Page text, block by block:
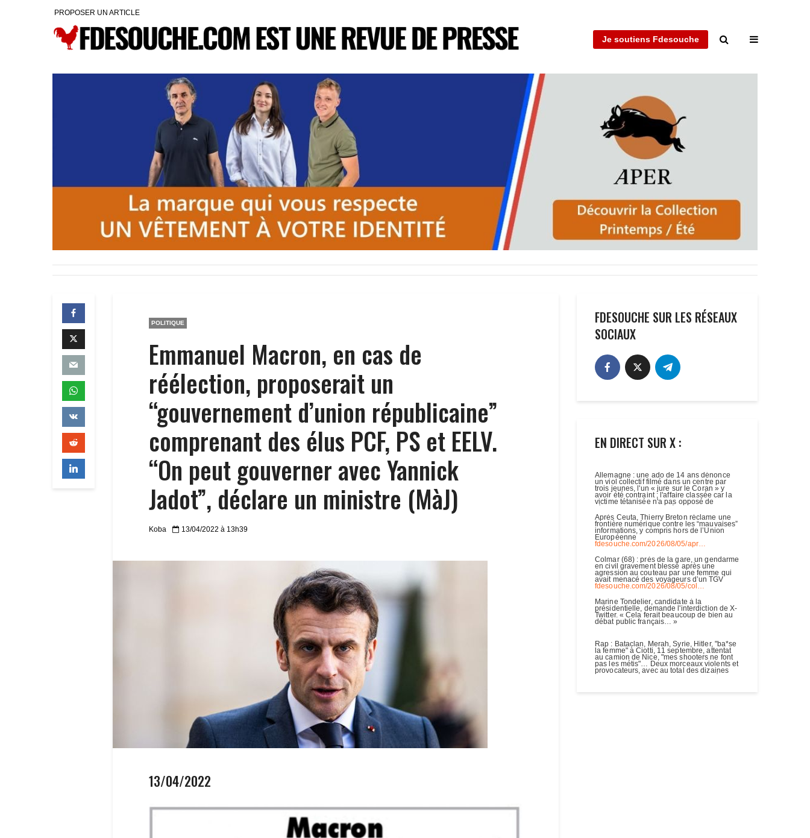
PROPOSER UN ARTICLE
Je soutiens Fdesouche
POLITIQUE
Emmanuel Macron, en cas de
réélection, proposerait un
“gouvernement d’union républicaine”
comprenant des élus PCF, PS et EELV.
“On peut gouverner avec Yannick
Jadot”, déclare un ministre (MàJ)
Koba 13/04/2022 à 13h39
13/04/2022
FDESOUCHE SUR LES RÉSEAUX
SOCIAUX
EN DIRECT SUR X :